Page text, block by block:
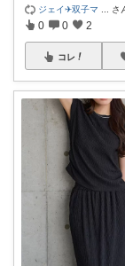
ジェイ✈双子マ さ
0 0 2
コレ